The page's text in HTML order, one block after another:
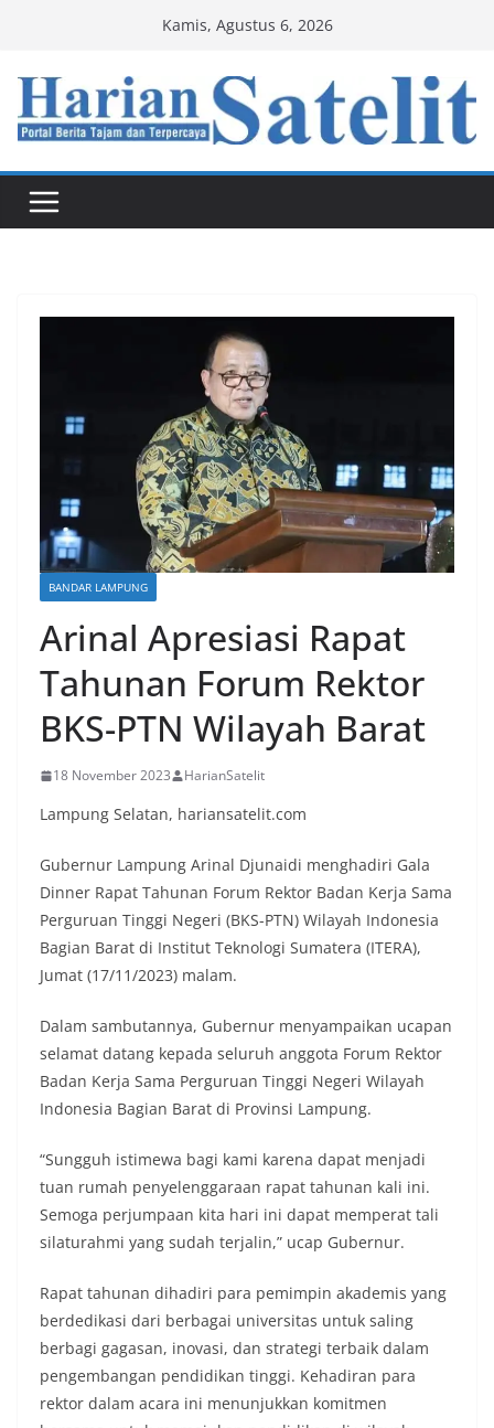
content
Kamis, Agustus 6, 2026
BANDAR LAMPUNG
Arinal Apresiasi Rapat
Tahunan Forum Rektor
BKS-PTN Wilayah Barat
18 November 2023 HarianSatelit
Lampung Selatan, hariansatelit.com
Gubernur Lampung Arinal Djunaidi menghadiri Gala
Dinner Rapat Tahunan Forum Rektor Badan Kerja Sama
Perguruan Tinggi Negeri (BKS-PTN) Wilayah Indonesia
Bagian Barat di Institut Teknologi Sumatera (ITERA),
Jumat (17/11/2023) malam.
Dalam sambutannya, Gubernur menyampaikan ucapan
selamat datang kepada seluruh anggota Forum Rektor
Badan Kerja Sama Perguruan Tinggi Negeri Wilayah
Indonesia Bagian Barat di Provinsi Lampung.
“Sungguh istimewa bagi kami karena dapat menjadi
tuan rumah penyelenggaraan rapat tahunan kali ini.
Semoga perjumpaan kita hari ini dapat memperat tali
silaturahmi yang sudah terjalin,” ucap Gubernur.
Rapat tahunan dihadiri para pemimpin akademis yang
berdedikasi dari berbagai universitas untuk saling
berbagi gagasan, inovasi, dan strategi terbaik dalam
pengembangan pendidikan tinggi. Kehadiran para
rektor dalam acara ini menunjukkan komitmen